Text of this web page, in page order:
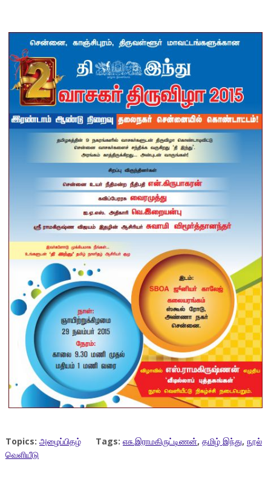
Topics: அழைப்பிதழ் Tags: எசு.இராமகிருட்டிணன், தமிழ் இந்து, நூல்
வெளியீடு